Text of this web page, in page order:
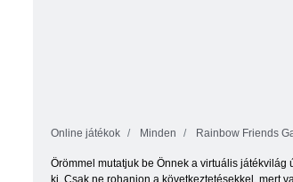
Online játékok Minden Rainbow Friends
Örömmel mutatjuk be Önnek a virtuális
ki. Csak ne rohanjon a következtetésekkel, mert